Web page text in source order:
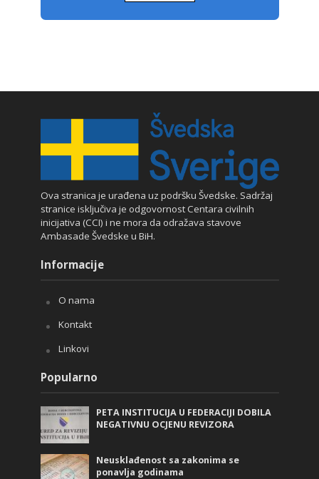
Ova stranica je urađena uz podršku Švedske. Sadržaj
stranice isključiva je odgovornost Centara civilnih
inicijativa (CCI) i ne mora da odražava stavove
Ambasade Švedske u BiH.
Informacije
O nama
Kontakt
Linkovi
Popularno
PETA INSTITUCIJA U FEDERACIJI DOBILA
NEGATIVNU OCJENU REVIZORA
Neusklađenost sa zakonima se
ponavlja godinama